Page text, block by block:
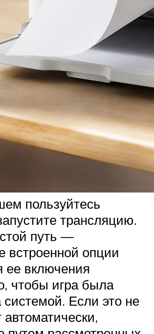
пользуйтесь
трансляцию.
путь —
встроенной опции
ее включения
чтобы игра была
системой. Если это не
автоматически,